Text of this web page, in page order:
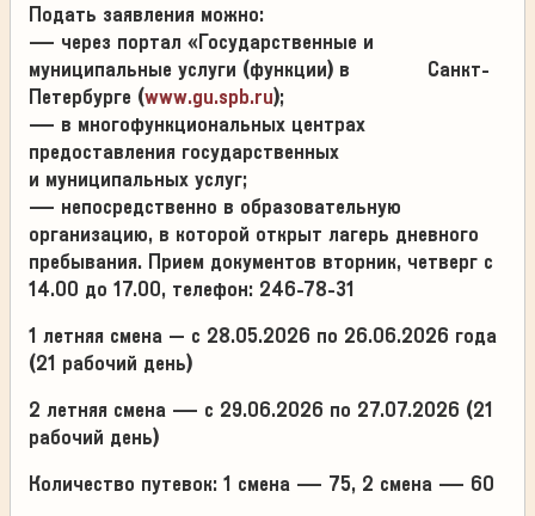
Подать заявления можно:
— через портал «Государственные и
муниципальные услуги (функции) в Санкт-
Петербурге (www.gu.spb.ru);
— в многофункциональных центрах
предоставления государственных
и муниципальных услуг;
— непосредственно в образовательную
организацию, в которой открыт лагерь дневного
пребывания. Прием документов вторник, четверг с
14.00 до 17.00, телефон: 246-78-31
1 летняя смена – с 28.05.2026 по 26.06.2026 года
(21 рабочий день)
2 летняя смена — с 29.06.2026 по 27.07.2026 (21
рабочий день)
Количество путевок: 1 смена — 75, 2 смена — 60